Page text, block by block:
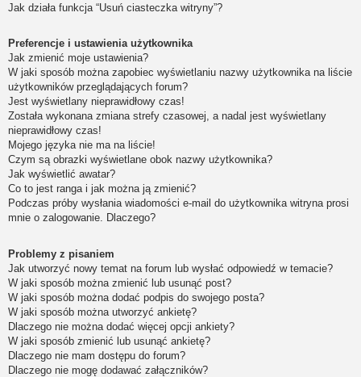
Jak działa funkcja “Usuń ciasteczka witryny”?
Preferencje i ustawienia użytkownika
Jak zmienić moje ustawienia?
W jaki sposób można zapobiec wyświetlaniu nazwy użytkownika na liście
użytkowników przeglądających forum?
Jest wyświetlany nieprawidłowy czas!
Została wykonana zmiana strefy czasowej, a nadal jest wyświetlany
nieprawidłowy czas!
Mojego języka nie ma na liście!
Czym są obrazki wyświetlane obok nazwy użytkownika?
Jak wyświetlić awatar?
Co to jest ranga i jak można ją zmienić?
Podczas próby wysłania wiadomości e-mail do użytkownika witryna prosi
mnie o zalogowanie. Dlaczego?
Problemy z pisaniem
Jak utworzyć nowy temat na forum lub wysłać odpowiedź w temacie?
W jaki sposób można zmienić lub usunąć post?
W jaki sposób można dodać podpis do swojego posta?
W jaki sposób można utworzyć ankietę?
Dlaczego nie można dodać więcej opcji ankiety?
W jaki sposób zmienić lub usunąć ankietę?
Dlaczego nie mam dostępu do forum?
Dlaczego nie mogę dodawać załączników?